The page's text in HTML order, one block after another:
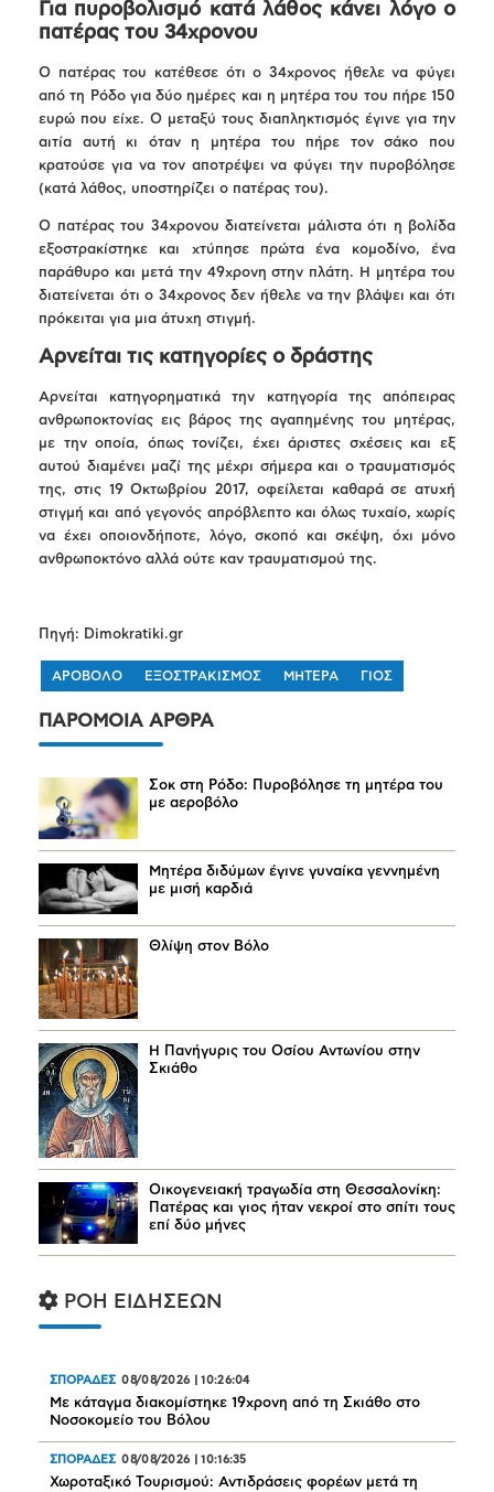
Για πυροβολισμό κατά λάθος κάνει λόγο ο
πατέρας του 34χρονου
Ο πατέρας του κατέθεσε ότι ο 34χρονος ήθελε να φύγει
από τη Ρόδο για δύο ημέρες και η μητέρα του του πήρε 150
ευρώ που είχε. Ο μεταξύ τους διαπληκτισμός έγινε για την
αιτία αυτή κι όταν η μητέρα του πήρε τον σάκο που
κρατούσε για να τον αποτρέψει να φύγει την πυροβόλησε
(κατά λάθος, υποστηρίζει ο πατέρας του).
Ο πατέρας του 34χρονου διατείνεται μάλιστα ότι η βολίδα
εξοστρακίστηκε και χτύπησε πρώτα ένα κομοδίνο, ένα
παράθυρο και μετά την 49χρονη στην πλάτη. Η μητέρα του
διατείνεται ότι ο 34χρονος δεν ήθελε να την βλάψει και ότι
πρόκειται για μια άτυχη στιγμή.
Αρνείται τις κατηγορίες ο δράστης
Αρνείται κατηγορηματικά την κατηγορία της απόπειρας
ανθρωποκτονίας εις βάρος της αγαπημένης του μητέρας,
με την οποία, όπως τονίζει, έχει άριστες σχέσεις και εξ
αυτού διαμένει μαζί της μέχρι σήμερα και ο τραυματισμός
της, στις 19 Οκτωβρίου 2017, οφείλεται καθαρά σε ατυχή
στιγμή και από γεγονός απρόβλεπτο και όλως τυχαίο, χωρίς
να έχει οποιονδήποτε, λόγο, σκοπό και σκέψη, όχι μόνο
ανθρωποκτόνο αλλά ούτε καν τραυματισμού της.
Πηγή: Dimokratiki.gr
ΑΡΟΒΟΛΟ ΕΞΟΣΤΡΑΚΙΣΜΟΣ ΜΗΤΕΡΑ ΓΙΟΣ
ΠΑΡΟΜΟΙΑ ΑΡΘΡΑ
Σοκ στη Ρόδο: Πυροβόλησε τη μητέρα του
με αεροβόλο
Μητέρα διδύμων έγινε γυναίκα γεννημένη
με μισή καρδιά
Θλίψη στον Βόλο
Η Πανήγυρις του Οσίου Αντωνίου στην
Σκιάθο
Οικογενειακή τραγωδία στη Θεσσαλονίκη:
Πατέρας και γιος ήταν νεκροί στο σπίτι τους
επί δύο μήνες
ΡΟΗ ΕΙΔΗΣΕΩΝ
ΣΠΟΡΑΔΕΣ 08/08/2026 10:26:04
Mε κάταγμα διακομίστηκε 19χρονη από τη Σκιάθο στο
Νοσοκομείο του Βόλου
ΣΠΟΡΑΔΕΣ 08/08/2026 10:16:35
Χωροταξικό Τουρισμού: Αντιδράσεις φορέων μετά τη